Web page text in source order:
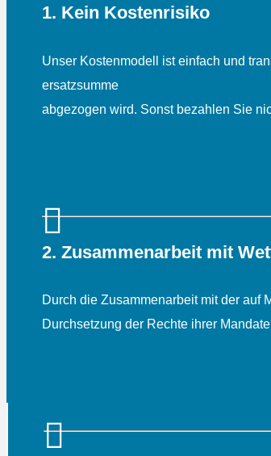
1. Kein Kostenrisiko
Unser Kostenmodell ist einfach und
ersatz­summe
abgezogen wird. Sonst bezahlen Sie
2. Zusammenarbeit mit
Durch die Zusammenarbeit mit der auf
Durchsetzung der Rechte ihrer